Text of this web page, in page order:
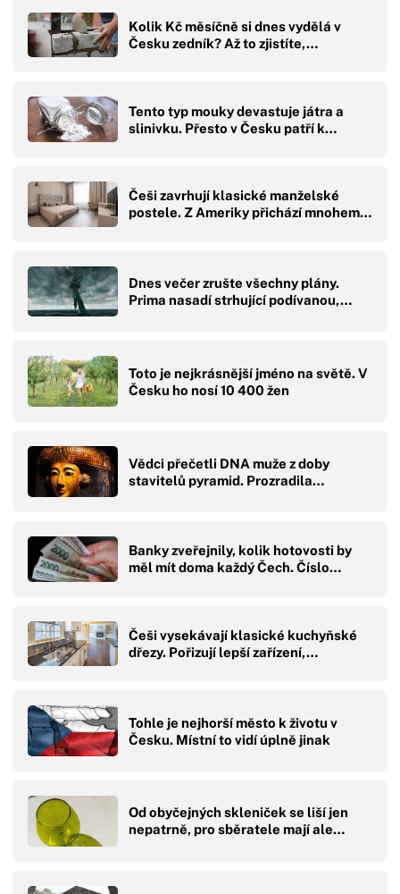
Kolik Kč měsíčně si dnes vydělá v
Česku zedník? Až to zjistíte,…
Tento typ mouky devastuje játra a
slinivku. Přesto v Česku patří k…
Češi zavrhují klasické manželské
postele. Z Ameriky přichází mnohem…
Dnes večer zrušte všechny plány.
Prima nasadí strhující podívanou,…
Toto je nejkrásnější jméno na světě. V
Česku ho nosí 10 400 žen
Vědci přečetli DNA muže z doby
stavitelů pyramid. Prozradila…
Banky zveřejnily, kolik hotovosti by
měl mít doma každý Čech. Číslo…
Češi vysekávají klasické kuchyňské
dřezy. Pořizují lepší zařízení,…
Tohle je nejhorší město k životu v
Česku. Místní to vidí úplně jinak
Od obyčejných skleniček se liší jen
nepatrně, pro sběratele mají ale…